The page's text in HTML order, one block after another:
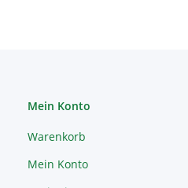
Mein Konto
Warenkorb
Mein Konto